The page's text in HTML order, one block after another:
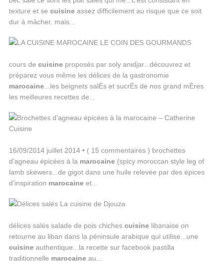
texture et se cuisineassez difficilement au risque que ce soit
dur à mâcher. mais...
cours de cuisineproposés par soly anidjar...découvrez et
préparez vous même les délices de la gastronomie
marocaine...les beignets salÉs et sucrÉs de nos grand mÈres
les meilleures recettes de...
16/09/2014 juillet 2014 • ( 15 commentaires ) brochettes
d’agneau épicées à la marocaine(spicy moroccan style leg of
lamb skewers...de gigot dans une huile relevée par des épices
d’inspiration marocaineet...
délices salés salade de pois chiches cuisinelibanaise on
retourne au liban dans la péninsule arabique qui utilise...une
cuisineauthentique...la recette sur facebook pastilla
traditionnelle marocaineau...